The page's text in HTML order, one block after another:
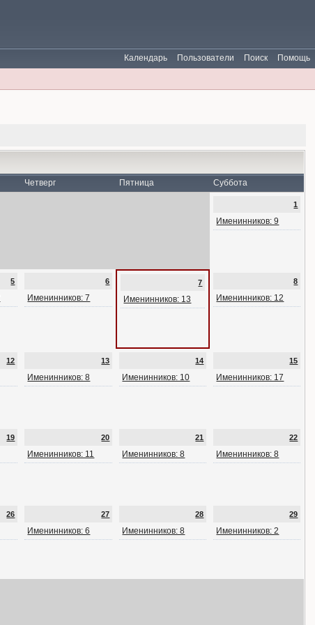
Помощь
Поиск
Пользователи
Календарь
Четверг Пятница Суббота
1
Именинников: 9
5 6
Именинников: 7
7
Именинников: 13
8
Именинников: 12
12 13
Именинников: 8
14
Именинников: 10
15
Именинников: 17
19 20
Именинников: 11
21
Именинников: 8
22
Именинников: 8
26 27
Именинников: 6
28
Именинников: 8
29
Именинников: 2